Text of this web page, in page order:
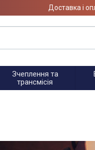
Доставка і
Зчеплення та
трансмісія